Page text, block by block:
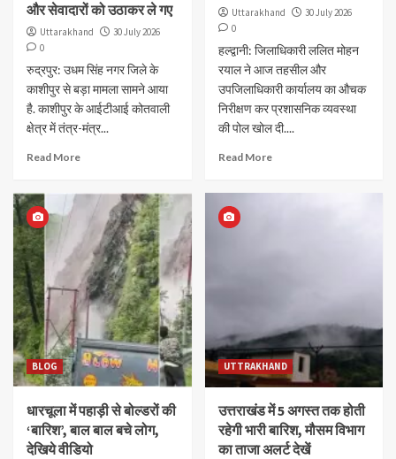
और सेवादारों को उठाकर ले गए
Uttarakhand
30 July 2026
0
रुद्रपुर: उधम सिंह नगर जिले के
काशीपुर से बड़ा मामला सामने आया
है. काशीपुर के आईटीआई कोतवाली
क्षेत्र में तंत्र-मंत्र...
Read More
Uttarakhand
30 July 2026
0
हल्द्वानी: जिलाधिकारी ललित मोहन
रयाल ने आज तहसील और
उपजिलाधिकारी कार्यालय का औचक
निरीक्षण कर प्रशासनिक व्यवस्था
की पोल खोल दी....
Read More
BLOG
धारचूला में पहाड़ी से बोल्डरों की
‘बारिश’, बाल बाल बचे लोग,
देखिये वीडियो
UTTRAKHAND
उत्तराखंड में 5 अगस्त तक होती
रहेगी भारी बारिश, मौसम विभाग
का ताजा अलर्ट देखें